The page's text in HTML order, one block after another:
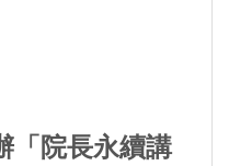
「院長永續講